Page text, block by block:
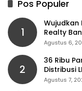
Pos Populer
1
Wujudkan
Realty
Agustus 6,
2
36 Ribu
Distribusi
Agustus 7,